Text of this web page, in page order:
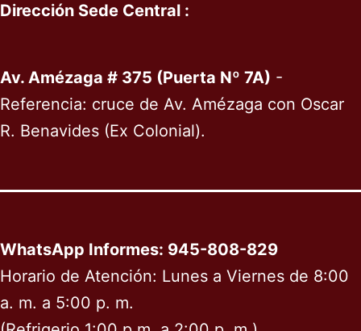
Dirección Sede Central :
Av. Amézaga # 375 (Puerta Nº 7A) -
Referencia: cruce de Av. Amézaga con Oscar
R. Benavides (Ex Colonial).
WhatsApp Informes: 945-808-829
Horario de Atención: Lunes a Viernes de 8:00
a. m. a 5:00 p. m.